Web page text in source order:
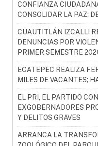
CONFIANZA
CONSOLIDAR LA PAZ:
CUAUTITLÁN IZCALLI
DENUNCIAS POR
PRIMER SEMESTRE
ECATEPEC REALIZA
MILES DE VACANTES;
EL PRI, EL PARTIDO
EXGOBERNADORES
Y DELITOS GRAVES
ARRANCA LA